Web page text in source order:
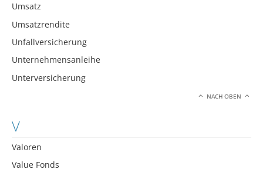
Umsatz
Umsatzrendite
Unfallversicherung
Unternehmensanleihe
Unterversicherung
NACH OBEN
V
Valoren
Value Fonds